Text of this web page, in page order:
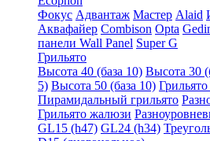
Фокус Адвантаж Мастер Alaid
Аквафайер Combison Opta
панели Wall Panel Super G
Грильято
Высота 40 (база 10) Высота 30
5) Высота 50 (база 10)
Пирамидальный грильято
Грильято жалюзи
GL15 (h47) GL24 (h34)